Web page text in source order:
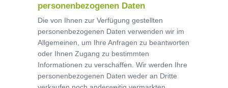
personenbezogenen Daten
Die von Ihnen zur Verfügung gestellten
personenbezogenen Daten verwenden wir im
Allgemeinen, um Ihre Anfragen zu beantworten
oder Ihnen Zugang zu bestimmten
Informationen zu verschaffen. Wir werden Ihre
personenbezogenen Daten weder an Dritte